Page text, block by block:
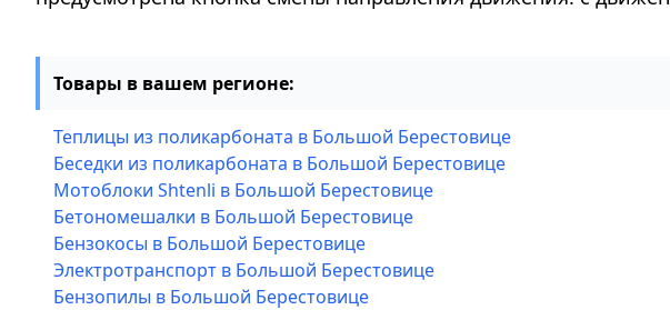
Товары в вашем регионе:
Теплицы из поликарбоната в Большой Берестовице
Беседки из поликарбоната в Большой Берестовице
Мотоблоки Shtenli в Большой Берестовице
Бетономешалки в Большой Берестовице
Бензокосы в Большой Берестовице
Электротранспорт в Большой Берестовице
Бензопилы в Большой Берестовице